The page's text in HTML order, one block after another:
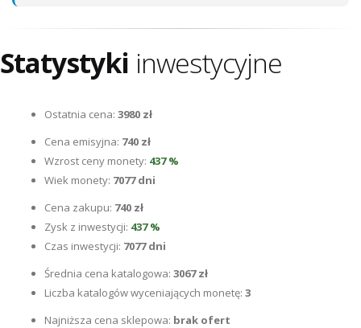
Statystyki inwestycyjne
Ostatnia cena: 3980 zł
Cena emisyjna: 740 zł
Wzrost ceny monety: 437 %
Wiek monety: 7077 dni
Cena zakupu: 740 zł
Zysk z inwestycji: 437 %
Czas inwestycji: 7077 dni
Średnia cena katalogowa: 3067 zł
Liczba katalogów wyceniających monetę: 3
Najniższa cena sklepowa: brak ofert